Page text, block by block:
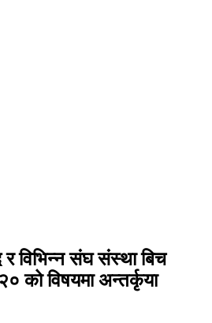
र विभिन्न संघ संस्था बिच
को विषयमा अन्तर्कृया